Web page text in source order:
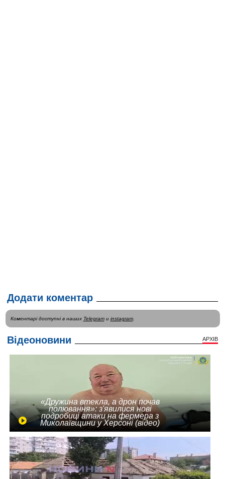
Додати коментар
Коментарі доступні в наших Telegramи instagram.
Відеоновини АРХІВ
«Дружина втекла, а дрон почав
полювання»: з'явилися нові
подробиці атаки на фермера з
Миколаївщини у Херсоні (відео)